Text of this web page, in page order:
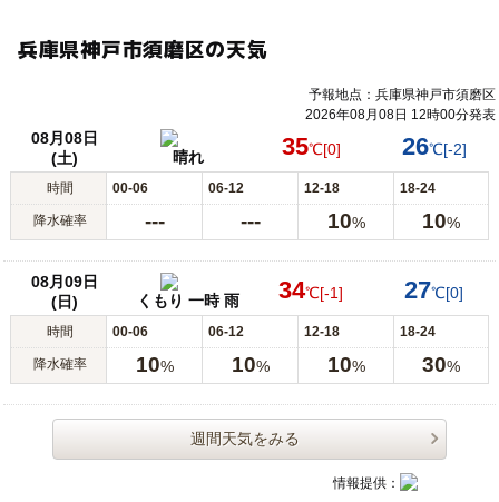
兵庫県神戸市須磨区の天気
予報地点：兵庫県神戸市須磨区
2026年08月08日 12時00分発表
08月08日
(土)
晴れ 35℃[0] 26℃[-2]
時間 00-06 06-12 12-18 18-24
降水確率 --- --- 10% 10%
08月09日
(日)
くもり 一時 雨 34℃[-1] 27℃[0]
時間 00-06 06-12 12-18 18-24
降水確率 10% 10% 10% 30%
週間天気をみる
情報提供：